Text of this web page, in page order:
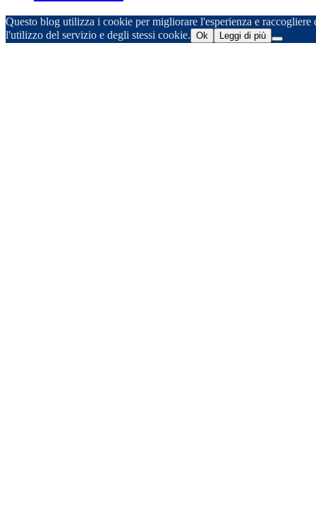
Questo blog utilizza i cookie per migliorare l'esperienza e
l'utilizzo del servizio e degli stessi cookie. Ok Leggi di più